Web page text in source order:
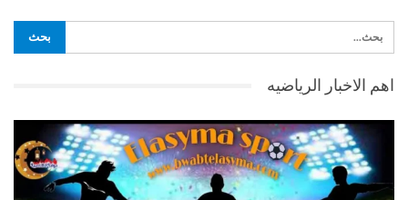
اهم الاخبار الرياضيه